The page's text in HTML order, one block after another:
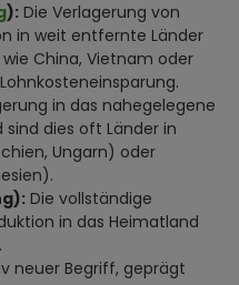
): Die Verlagerung von
in weit entfernte Länder
China, Vietnam oder
in das nahegelegene
sind dies oft Länder in
Ungarn) oder
Die vollständige
in das Heimatland
neuer Begriff, geprägt